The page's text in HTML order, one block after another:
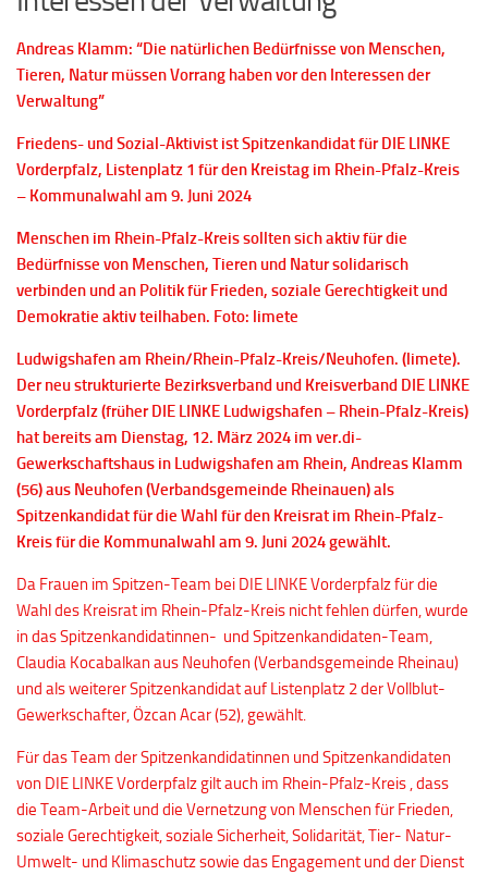
Andreas Klamm: “Die natürlichen Bedürfnisse von Menschen,
Tieren, Natur müssen Vorrang haben vor den Interessen der
Verwaltung”
Friedens- und Sozial-Aktivist ist Spitzenkandidat für DIE LINKE
Vorderpfalz, Listenplatz 1 für den Kreistag im Rhein-Pfalz-Kreis
– Kommunalwahl am 9. Juni 2024
Menschen im Rhein-Pfalz-Kreis sollten sich aktiv für die
Bedürfnisse von Menschen, Tieren und Natur solidarisch
verbinden und an Politik für Frieden, soziale Gerechtigkeit und
Demokratie aktiv teilhaben. Foto: limete
Ludwigshafen am Rhein/Rhein-Pfalz-Kreis/Neuhofen. (limete).
Der neu strukturierte Bezirksverband und Kreisverband DIE LINKE
Vorderpfalz (früher DIE LINKE Ludwigshafen – Rhein-Pfalz-Kreis)
hat bereits am Dienstag, 12. März 2024 im ver.di-
Gewerkschaftshaus in Ludwigshafen am Rhein, Andreas Klamm
(56) aus Neuhofen (Verbandsgemeinde Rheinauen) als
Spitzenkandidat für die Wahl für den Kreisrat im Rhein-Pfalz-
Kreis für die Kommunalwahl am 9. Juni 2024 gewählt.
Da Frauen im Spitzen-Team bei DIE LINKE Vorderpfalz für die
Wahl des Kreisrat im Rhein-Pfalz-Kreis nicht fehlen dürfen, wurde
in das Spitzenkandidatinnen- und Spitzenkandidaten-Team,
Claudia Kocabalkan aus Neuhofen (Verbandsgemeinde Rheinau)
und als weiterer Spitzenkandidat auf Listenplatz 2 der Vollblut-
Gewerkschafter, Özcan Acar (52), gewählt.
Für das Team der Spitzenkandidatinnen und Spitzenkandidaten
von DIE LINKE Vorderpfalz gilt auch im Rhein-Pfalz-Kreis , dass
die Team-Arbeit und die Vernetzung von Menschen für Frieden,
soziale Gerechtigkeit, soziale Sicherheit, Solidarität, Tier- Natur-
Umwelt- und Klimaschutz sowie das Engagement und der Dienst